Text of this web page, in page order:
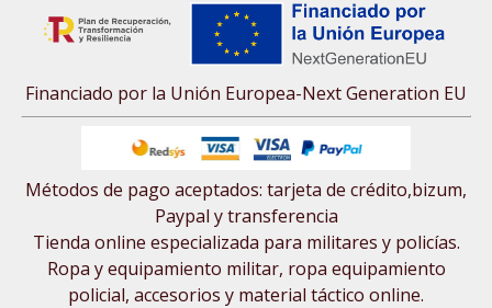
Financiado por la Unión Europea-Next Generation EU
Métodos de pago aceptados: tarjeta de crédito,bizum,
Paypal y transferencia
Tienda online especializada para militares y policías.
Ropa y equipamiento militar, ropa equipamiento
policial, accesorios y material táctico online.